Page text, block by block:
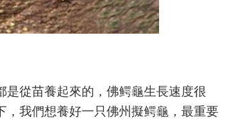
從苗養起來的，佛鳄龜生長速度很
我們想養好一只佛州擬鳄龜，最重要